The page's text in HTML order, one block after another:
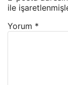
ile
Yorum *